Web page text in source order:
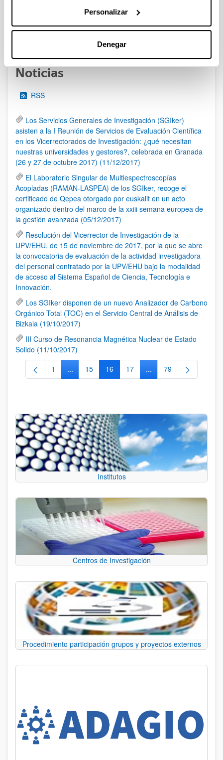
Personalizar
Denegar
PáginaPágina
Noticias
RSS
Los Servicios Generales de Investigación (SGIker)
asisten a la I Reunión de Servicios de Evaluación Científica
en los Vicerrectorados de Investigación: ¿qué necesitan
nuestras universidades y gestores?, celebrada en Granada
(26 y 27 de octubre 2017) (11/12/2017)
El Laboratorio Singular de Multiespectroscopías
Acopladas (RAMAN-LASPEA) de los SGIker, recoge el
certificado de Qepea otorgado por euskalit en un acto
organizado dentro del marco de la xxiii semana europea de
la gestión avanzada (05/12/2017)
Resolución del Vicerrector de Investigación de la
UPV/EHU, de 15 de noviembre de 2017, por la que se abre
la convocatoria de evaluación de la actividad investigadora
del personal contratado por la UPV/EHU bajo la modalidad
de acceso al Sistema Español de Ciencia, Tecnología e
Innovación.
Los SGIker disponen de un nuevo Analizador de Carbono
Orgánico Total (TOC) en el Servicio Central de Análisis de
Bizkaia (19/10/2017)
III Curso de Resonancia Magnética Nuclear de Estado
Solido (11/10/2017)
Página
1 ...Páginas intermedias Use TAB para desplazarse.
Página
15 Página
16 Página
17 ...Páginas intermedias
Página
79
Institutos
Centros de Investigación
Procedimiento participación grupos y proyectos externos